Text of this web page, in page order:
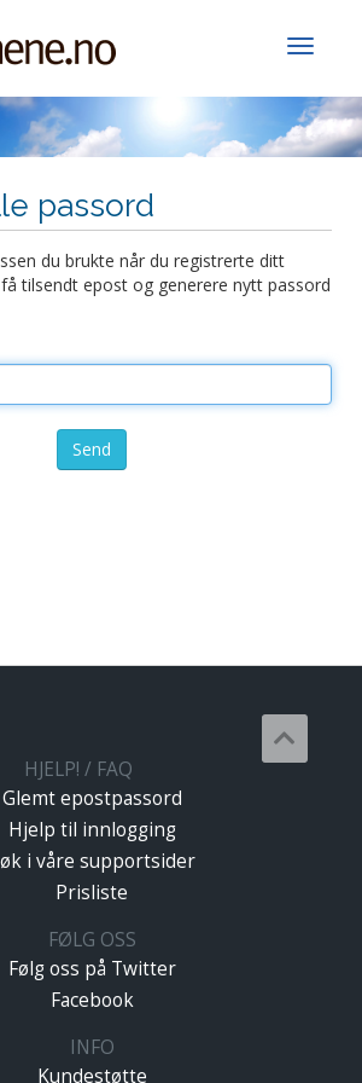
passord
du brukte når du registrerte ditt
tilsendt epost og generere nytt passord
Send
HJELP! / FAQ
Glemt epostpassord
Hjelp til innlogging
i våre supportsider
Prisliste
FØLG OSS
Følg oss på Twitter
Facebook
INFO
Kundestøtte